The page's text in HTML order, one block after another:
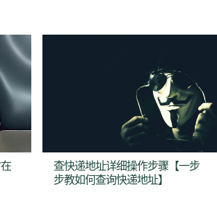
查快递地址详细操作步骤【一步
步教如何查询快递地址】